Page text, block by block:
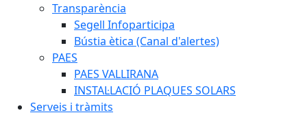
Transparència
Segell Infoparticipa
Bústia ètica (Canal d'alertes)
PAES
PAES VALLIRANA
INSTAL·LACIÓ PLAQUES SOLARS
Serveis i tràmits